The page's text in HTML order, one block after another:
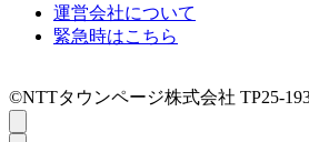
運営会社について
緊急時はこちら
©NTTタウンページ株式会社 TP25-193